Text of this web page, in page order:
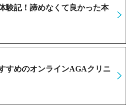
験記！諦めなくて良かった本
すめのオンラインAGAクリニ